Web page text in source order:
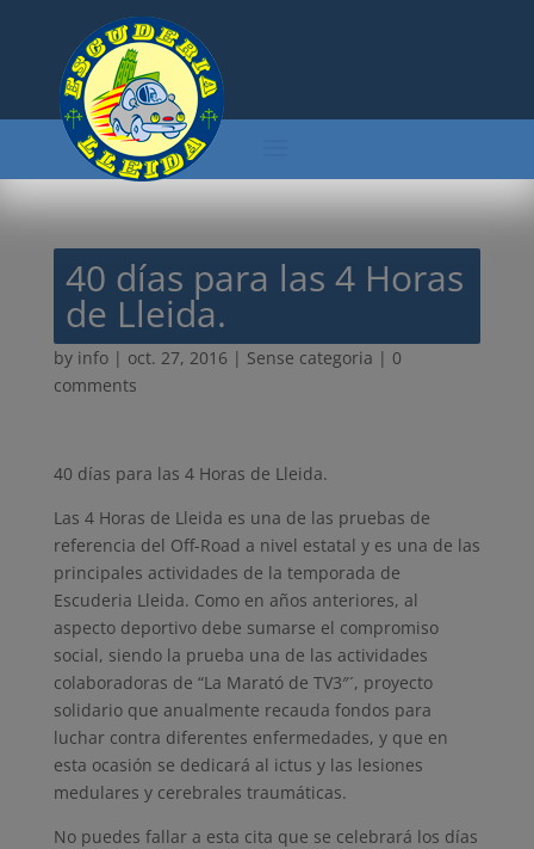
40 días para las 4 Horas
de Lleida.
by info| oct. 27, 2016 | Sense categoria | 0
comments
40 días para las 4 Horas de Lleida.
Las 4 Horas de Lleida es una de las pruebas de
referencia del Off-Road a nivel estatal y es una de las
principales actividades de la temporada de
Escuderia Lleida. Como en años anteriores, al
aspecto deportivo debe sumarse el compromiso
social, siendo la prueba una de las actividades
colaboradoras de “La Marató de TV3″´, proyecto
solidario que anualmente recauda fondos para
luchar contra diferentes enfermedades, y que en
esta ocasión se dedicará al ictus y las lesiones
medulares y cerebrales traumáticas.
No puedes fallar a esta cita que se celebrará los días